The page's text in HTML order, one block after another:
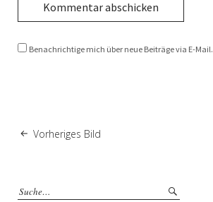
Benachrichtige mich über neue Beiträge via E-Mail.
Vorheriges Bild